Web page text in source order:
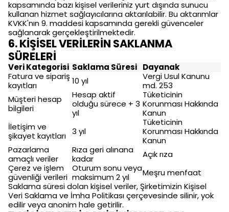
kapsamında bazı kişisel verileriniz yurt dışında sunucu
kullanan hizmet sağlayıcılarına aktarılabilir. Bu aktarımlar
KVKK'nın 9. maddesi kapsamında gerekli güvenceler
sağlanarak gerçekleştirilmektedir.
6. KİŞİSEL VERİLERİN SAKLANMA
SÜRELERİ
Veri Kategorisi Saklama Süresi Dayanak
Fatura ve sipariş
kayıtları
10 yıl
Vergi Usul Kanunu
md. 253
Müşteri hesap
bilgileri
Hesap aktif
olduğu sürece + 3
yıl
Tüketicinin
Korunması Hakkında
Kanun
İletişim ve
şikayet kayıtları 3 yıl
Tüketicinin
Korunması Hakkında
Kanun
Pazarlama
amaçlı veriler
Rıza geri alınana
kadar
Açık rıza
Çerez ve işlem
güvenliği verileri
Oturum sonu veya
maksimum 2 yıl
Meşru menfaat
Saklama süresi dolan kişisel veriler, Şirketimizin Kişisel
Veri Saklama ve İmha Politikası çerçevesinde silinir, yok
edilir veya anonim hale getirilir.